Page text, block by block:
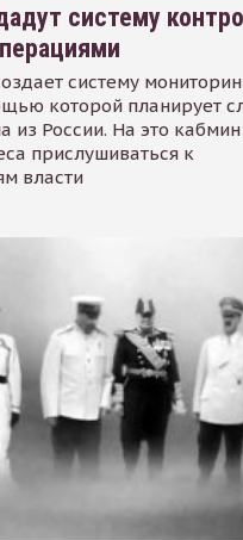
систему
систему
которой планирует
из России. На это
прислушиваться к
власти